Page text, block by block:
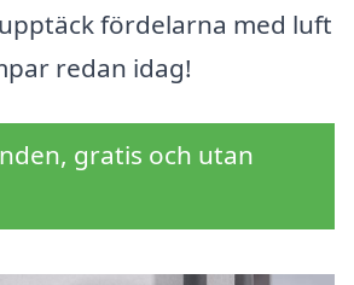
fördelarna med luft
redan idag!
gratis och utan